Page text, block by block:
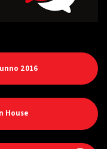
2016
House